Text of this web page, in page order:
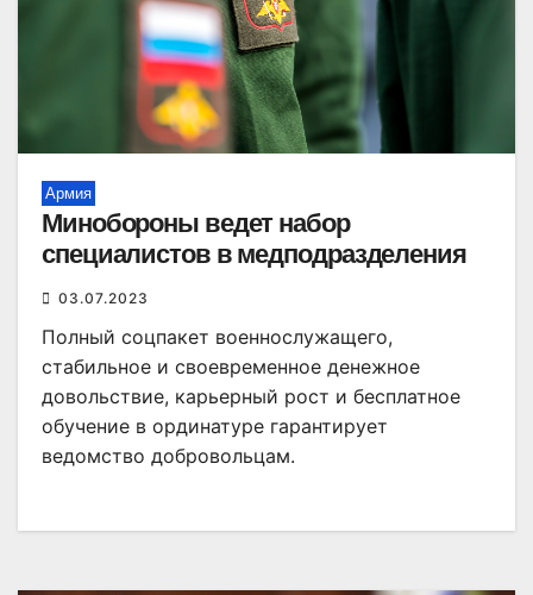
Армия
Минобороны ведет набор
специалистов в медподразделения
03.07.2023
Полный соцпакет военнослужащего,
стабильное и своевременное денежное
довольствие, карьерный рост и бесплатное
обучение в ординатуре гарантирует
ведомство добровольцам.